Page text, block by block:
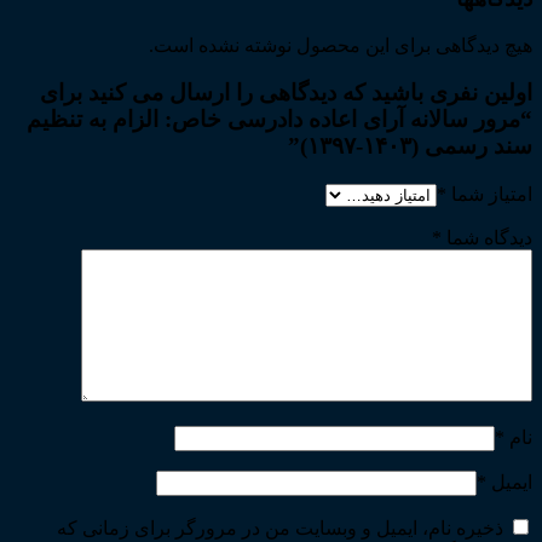
هیچ دیدگاهی برای این محصول نوشته نشده است.
اولین نفری باشید که دیدگاهی را ارسال می کنید برای
“مرور سالانه آرای اعاده دادرسی خاص: الزام به تنظیم
سند رسمی (۱۴۰۳-۱۳۹۷)”
امتیاز شما *
دیدگاه شما *
نام *
ایمیل *
ذخیره نام، ایمیل و وبسایت من در مرورگر برای زمانی که